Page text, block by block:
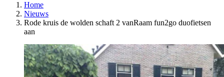
Home
Nieuws
Rode kruis de wolden schaft 2 vanRaam fun2go duofietsen
aan